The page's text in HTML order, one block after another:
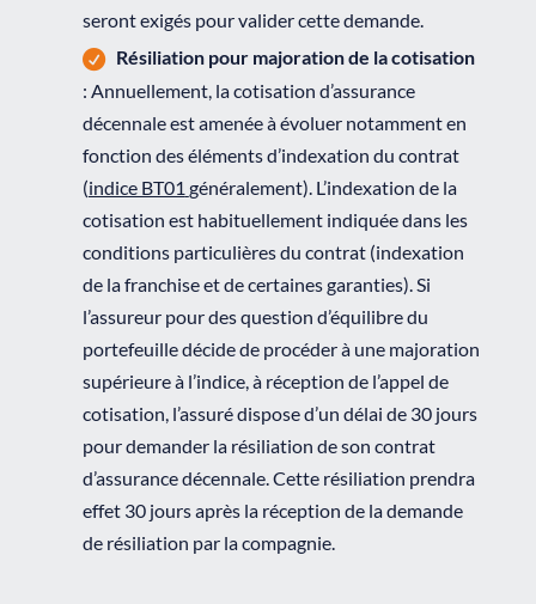
seront exigés pour valider cette demande.
Résiliation pour majoration de la cotisation
: Annuellement, la cotisation d’assurance
décennale est amenée à évoluer notamment en
fonction des éléments d’indexation du contrat
(indice BT01 généralement). L’indexation de la
cotisation est habituellement indiquée dans les
conditions particulières du contrat (indexation
de la franchise et de certaines garanties). Si
l’assureur pour des question d’équilibre du
portefeuille décide de procéder à une majoration
supérieure à l’indice, à réception de l’appel de
cotisation, l’assuré dispose d’un délai de 30 jours
pour demander la résiliation de son contrat
d’assurance décennale. Cette résiliation prendra
effet 30 jours après la réception de la demande
de résiliation par la compagnie.